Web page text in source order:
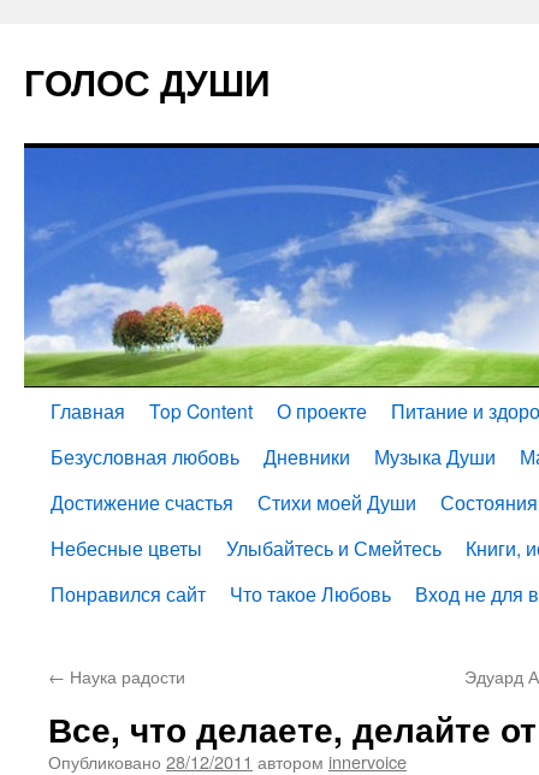
ГОЛОС ДУШИ
Главная Top Content О проекте
Питание и
Безусловная любовь
Дневники Музыка Души
Достижение счастья
Стихи моей Души
Небесные цветы
Улыбайтесь и Смейтесь
Книги,
Понравился сайт
Что такое Любовь Вход не для
← Наука радости Эдуард
Все, что делаете, делайте
Опубликовано 28/12/2011 автором innervoice